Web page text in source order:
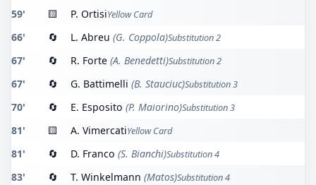
59' 🟨 P. OrtisiYellow Card
66' 🔄 L. Abreu (G. Coppola)Substitution 2
67' 🔄 R. Forte (A. Benedetti)Substitution 2
67' 🔄 G. Battimelli (B. Stauciuc)Substitution 3
70' 🔄 E. Esposito (P. Maiorino)Substitution 3
81' 🟨 A. VimercatiYellow Card
81' 🔄 D. Franco (S. Bianchi)Substitution 4
83' 🔄 T. Winkelmann (Matos)Substitution 4